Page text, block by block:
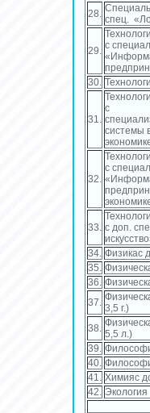
28. спец.
29. с
30.
31.
с
системы
32.
с
33. с доп.
34. Физикас
35.
36.
37. 3,5 г.)
38. 5,5 л.)
39.
40.
41.
Химияс
42.
Экология